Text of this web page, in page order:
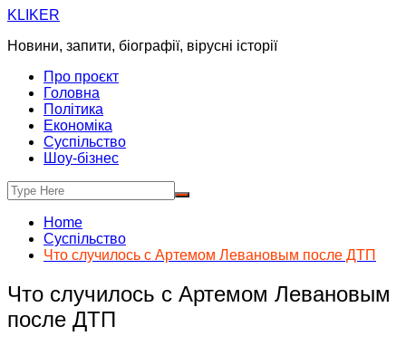
Skip
content
KLIKER
Новини, запити, біографії, вірусні історії
Про проєкт
Головна
Політика
Економіка
Суспільство
Шоу-бізнес
Home
Суспільство
Что случилось с Артемом Левановым после ДТП
Что случилось с Артемом Левановым
после ДТП